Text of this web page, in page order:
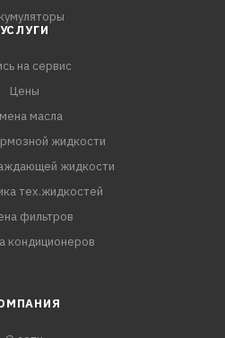
Сохраняет
и накипи
позволяет с помощью
УСЛУГИ
на сервис
Цены
масла
жидкости
жидкости
тех.жидкостей
фильтров
кондиционеров